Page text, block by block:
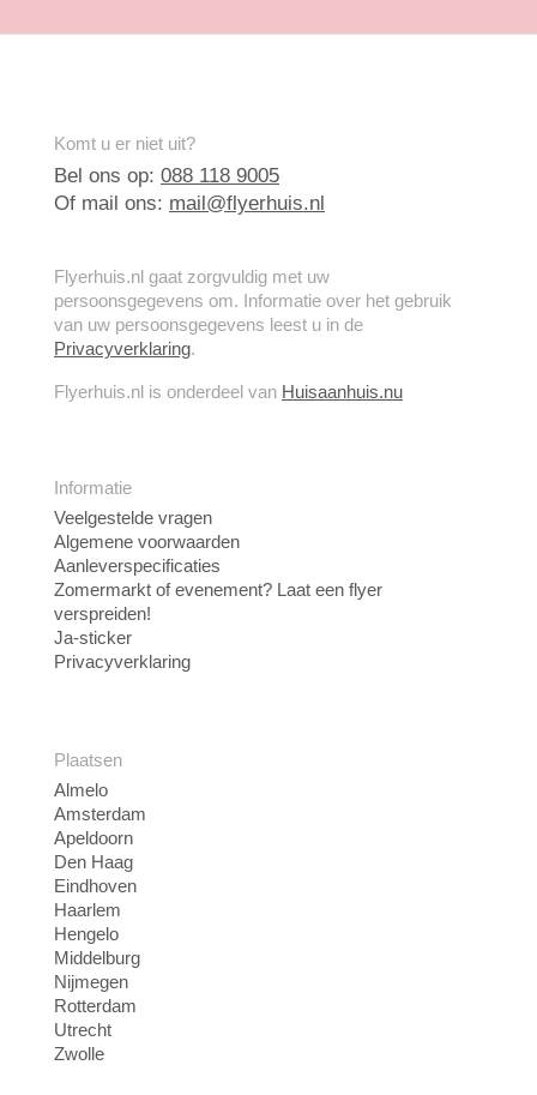
Komt u er niet uit?
Bel ons op: 088 118 9005
Of mail ons: mail@flyerhuis.nl
Flyerhuis.nl gaat zorgvuldig met uw
persoonsgegevens om. Informatie over het gebruik
van uw persoonsgegevens leest u in de
Privacyverklaring.
Flyerhuis.nl is onderdeel van Huisaanhuis.nu
Informatie
Veelgestelde vragen
Algemene voorwaarden
Aanleverspecificaties
Zomermarkt of evenement? Laat een flyer
verspreiden!
Ja-sticker
Privacyverklaring
Plaatsen
Almelo
Amsterdam
Apeldoorn
Den Haag
Eindhoven
Haarlem
Hengelo
Middelburg
Nijmegen
Rotterdam
Utrecht
Zwolle